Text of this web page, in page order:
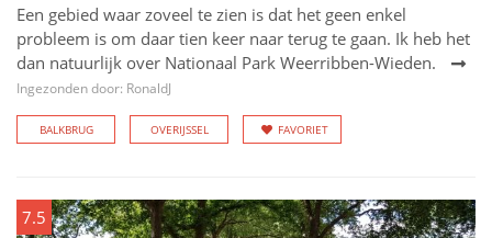
Een gebied waar zoveel te zien is dat het geen enkel
probleem is om daar tien keer naar terug te gaan. Ik heb het
dan natuurlijk over Nationaal Park Weerribben-Wieden.
Ingezonden door: RonaldJ
BALKBRUG OVERIJSSEL FAVORIET
7.5